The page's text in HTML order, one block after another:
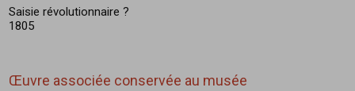
Saisie révolutionnaire ?
1805
Œuvre associée conservée au musée